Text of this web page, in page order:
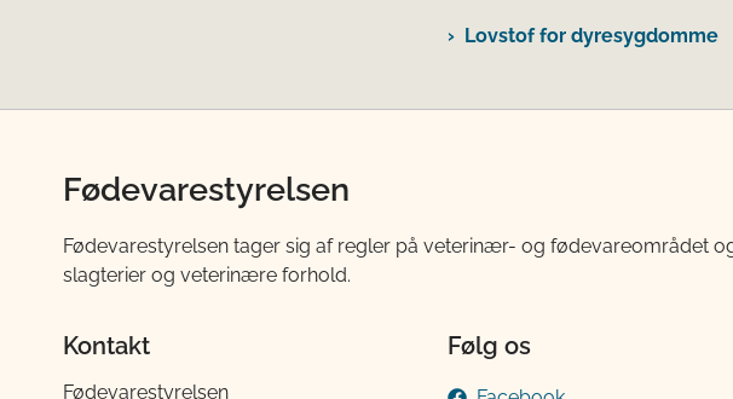
Lovstof for dyresygdomme
Fødevarestyrelsen
Fødevarestyrelsen tager sig af regler på veterinær- og fødevareområdet
slagterier og veterinære forhold.
Kontakt
Fødevarestyrelsen
Følg os